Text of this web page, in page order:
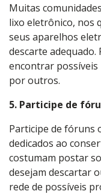
Muitas
lixo eletrônico, nos
seus aparelhos
descarte
encontrar
por outros.
5. Participe de
Participe de fóruns
dedicados ao
costumam postar
desejam descartar
rede de possíveis